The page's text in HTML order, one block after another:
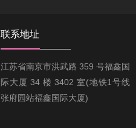
联系地址
江苏省南京市洪武路 359 号福鑫国
际大厦 34 楼 3402 室(地铁1号线
张府园站福鑫国际大厦)